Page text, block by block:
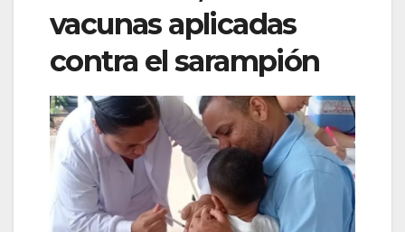
vacunas aplicadas
contra el sarampión